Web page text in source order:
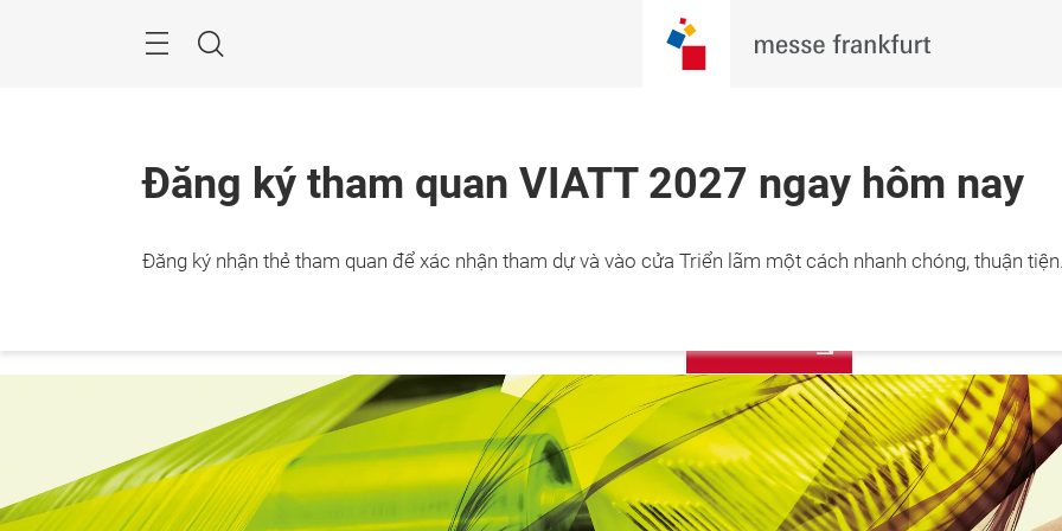
Search
Đăng ký tham quan VIATT 2027 ngay hôm nay
Đăng ký nhận thẻ tham quan để xác nhận tham dự và vào cửa Triển lãm một cách nhanh chóng, thuận tiện.
Thành phố Hồ Chí
NGAY!